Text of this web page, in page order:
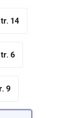
14
6
9